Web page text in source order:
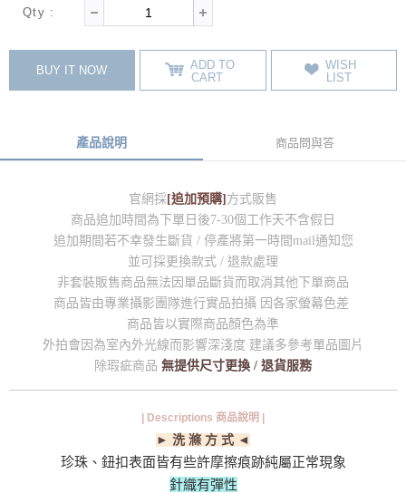
Qty :
BUY IT NOW
ADD TO
CART
WISH
LIST
產品說明 商品問與答
官網採 [追加預購] 方式販售
商品追加時間為下單日後7-30個工作天不含假日
追加期間若不幸發生斷貨 / 停產將第一時間mail通知您
並可採更換款式 / 退款處理
非套裝販售商品無法因單品斷貨而取消其他下單商品
商品皆由專業攝影團隊進行實品拍攝 因各家螢幕色差
商品皆以實際商品顏色為準
外拍會因為室內外光線而影響深淺度 建議多參考單品圖片
除瑕疵商品 無提供尺寸更換 / 退貨服務
| Descriptions 商品說明 |
► 洗 滌 方 式 ◄
珍珠、鈕扣表面皆有些許摩擦痕跡純屬正常現象
針織有彈性